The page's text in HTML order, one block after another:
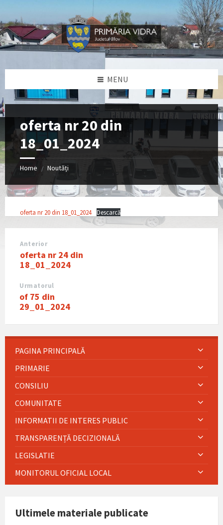
content
left
sidebar
right
sidebar
footer
MENU
oferta nr 20 din
18_01_2024
Home / Noutăți
oferta nr 20 din 18_01_2024 Descarcă
Anterior
oferta nr 24 din
18_01_2024
Urmatorul
of 75 din
29_01_2024
PAGINA PRINCIPALĂ
PRIMARIE
CONSILIU
COMUNITATE
INFORMATII DE INTERES PUBLIC
TRANSPARENȚĂ DECIZIONALĂ
LEGISLATIE
MONITORUL OFICIAL LOCAL
Ultimele materiale publicate